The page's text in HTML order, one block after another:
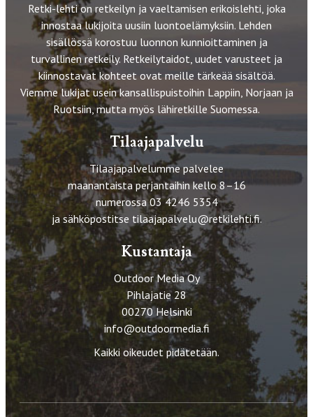
Retki-lehti on retkeilyn ja vaeltamisen erikoislehti, joka
innostaa lukijoita uusiin luontoelämyksiin. Lehden
sisällössä korostuu luonnon kunnioittaminen ja
turvallinen retkeily. Retkeilytaidot, uudet varusteet ja
kiinnostavat kohteet ovat meille tärkeää sisältöä.
Viemme lukijat usein kansallispuistoihin Lappiin, Norjaan ja
Ruotsiin, mutta myös lähiretkille Suomessa.
Tilaajapalvelu
Tilaajapalvelumme palvelee
maanantaista perjantaihin kello 8–16
numerossa 03 4246 5354
ja sähköpostitse tilaajapalvelu@retkilehti.fi.
Kustantaja
Outdoor Media Oy
Pihlajatie 28
00270 Helsinki
info@outdoormedia.fi
Kaikki oikeudet pidätetään.